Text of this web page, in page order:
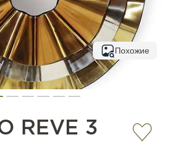
Похожие
REVE 3